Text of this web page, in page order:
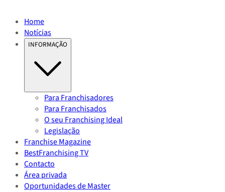
Home
Notícias
INFORMAÇÃO
Para Franchisadores
Para Franchisados
O seu Franchising Ideal
Legislação
Franchise Magazine
BestFranchising TV
Contacto
Área privada
Oportunidades de Master